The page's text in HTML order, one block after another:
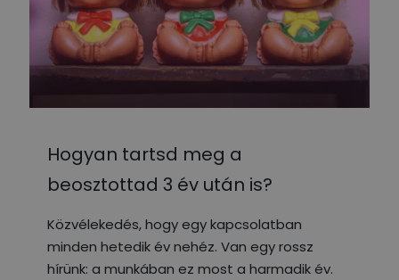
Hogyan tartsd meg a
beosztottad 3 év után is?
Közvélekedés, hogy egy kapcsolatban
minden hetedik év nehéz. Van egy rossz
hírünk: a munkában ez most a harmadik év.